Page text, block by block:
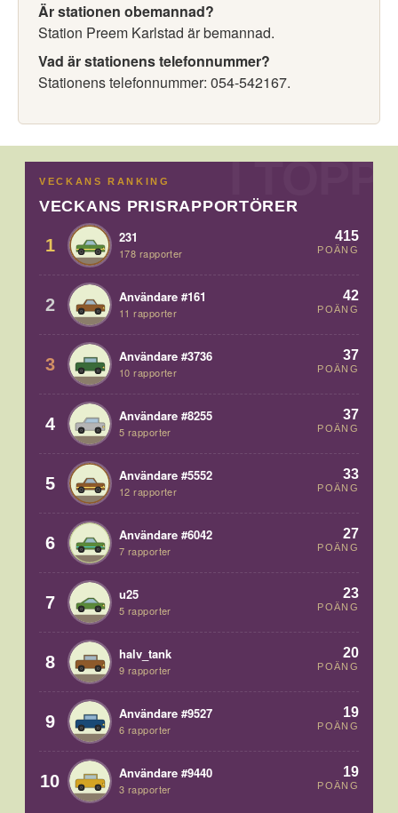
Är stationen obemannad?
Station Preem Karlstad är bemannad.
Vad är stationens telefonnummer?
Stationens telefonnummer: 054-542167.
VECKANS RANKING
VECKANS PRISRAPPORTÖRER
1 231
178 rapporter
415
POÄNG
2 Användare #161
11 rapporter
42
POÄNG
3 Användare #3736
10 rapporter
37
POÄNG
4 Användare #8255
5 rapporter
37
POÄNG
5 Användare #5552
12 rapporter
33
POÄNG
6 Användare #6042
7 rapporter
27
POÄNG
7 u25
5 rapporter
23
POÄNG
8 halv_tank
9 rapporter
20
POÄNG
9 Användare #9527
6 rapporter
19
POÄNG
10 Användare #9440
3 rapporter
19
POÄNG